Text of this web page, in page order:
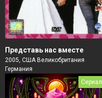
Представь нас вместе
2005, США Великобритания
Германия
Сериал